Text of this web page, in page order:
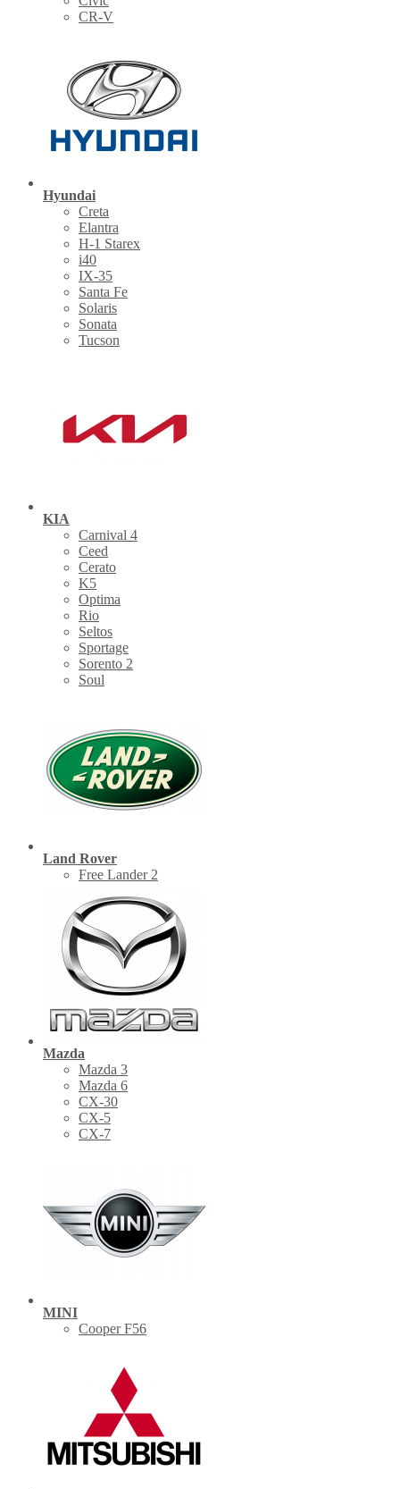
CR-V
Hyundai
Creta
Elantra
H-1 Starex
i40
IX-35
Santa Fe
Solaris
Sonata
Tucson
KIA
Carnival 4
Ceed
Cerato
K5
Optima
Rio
Seltos
Sportage
Sorento 2
Soul
Land Rover
Free Lander 2
Mazda
Mazda 3
Mazda 6
CX-30
СХ-5
CX-7
MINI
Cooper F56